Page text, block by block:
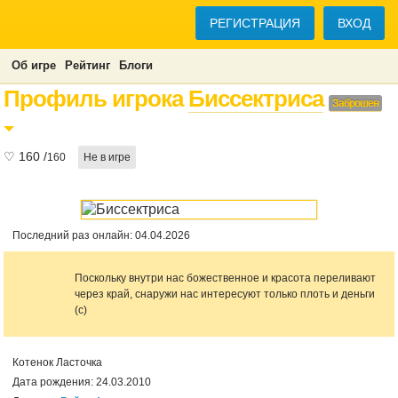
РЕГИСТРАЦИЯ ВХОД
Об игре Рейтинг Блоги
Профиль игрокаБиссектриса Заброшен
♡ 160 /160 Не в игре
Последний раз онлайн: 04.04.2026
Поскольку внутри нас божественное и красота переливают
через край, снаружи нас интересуют только плоть и деньги
(с)
Котенок Ласточка
Дата рождения: 24.03.2010